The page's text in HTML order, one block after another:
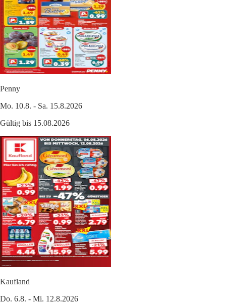
Penny
Mo. 10.8. - Sa. 15.8.2026
Gültig bis 15.08.2026
Kaufland
Do. 6.8. - Mi. 12.8.2026